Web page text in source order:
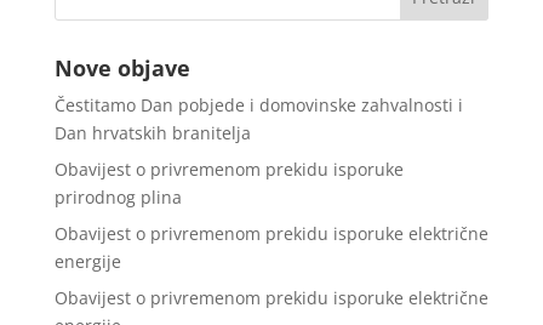
Nove objave
Čestitamo Dan pobjede i domovinske zahvalnosti i
Dan hrvatskih branitelja
Obavijest o privremenom prekidu isporuke
prirodnog plina
Obavijest o privremenom prekidu isporuke električne
energije
Obavijest o privremenom prekidu isporuke električne